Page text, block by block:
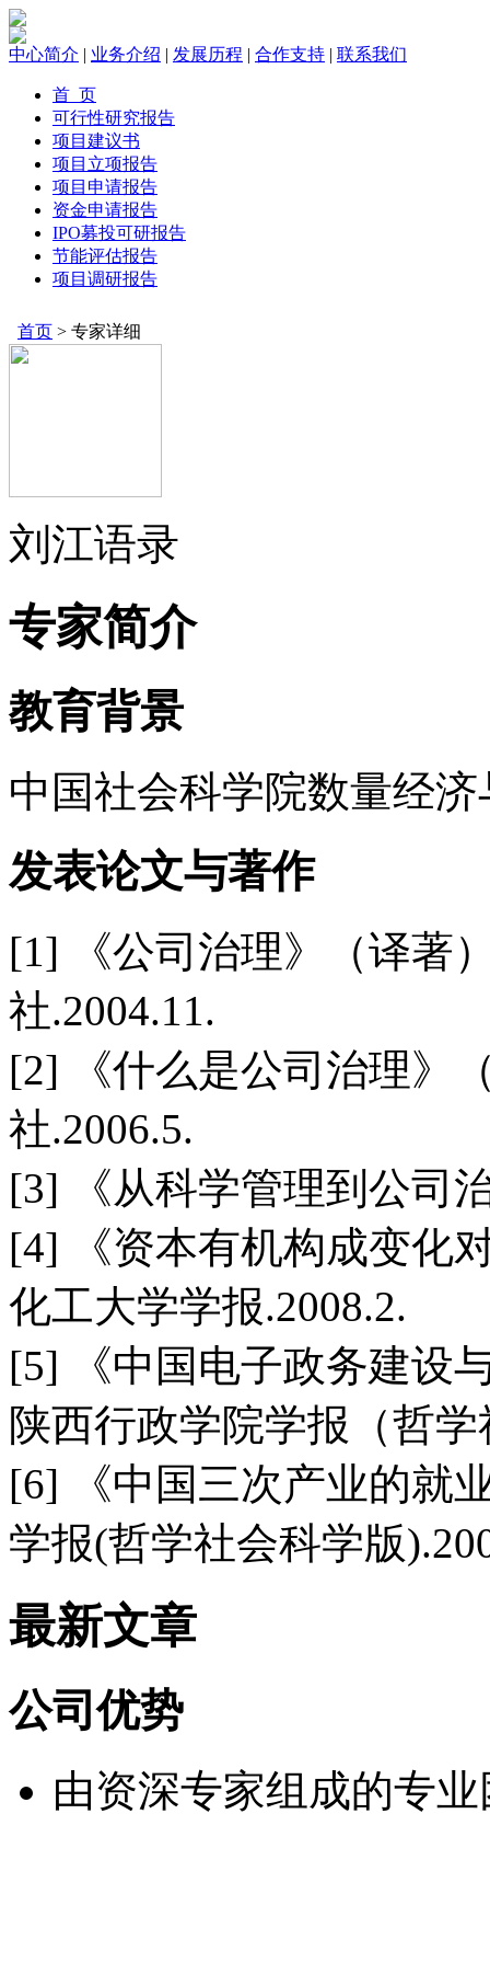
中心简介 | 业务介绍 | 发展历程 | 合作支持 | 联系我们
首 页
可行性研究报告
项目建议书
项目立项报告
项目申请报告
资金申请报告
IPO募投可研报告
节能评估报告
项目调研报告
首页 > 专家详细
刘江语录
专家简介
教育背景
中国社会科学院数量经
发表论文与著作
[1] 《公司治理》（译著
社.2004.11.
[2] 《什么是公司治理》
社.2006.5.
[3] 《从科学管理到公司
[4] 《资本有机构成变化
化工大学学报.2008.2.
[5] 《中国电子政务建设
陕西行政学院学报（哲
[6] 《中国三次产业的就
学报(哲学社会科学版
最新文章
公司优势
由资深专家组成的专